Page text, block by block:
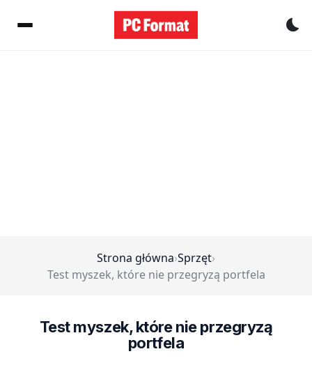
Strona główna›Sprzęt›
Test myszek, które nie przegryzą portfela
Test myszek, które nie przegryzą
portfela